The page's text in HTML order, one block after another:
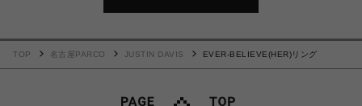
TOP 名古屋PARCO JUSTIN DAVIS EVER-BELIEVE(HER)リング